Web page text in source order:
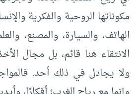
مكوناتها الروحية والفكرية
الهاتف، والسيارة، والمصنع،
الانتقاء هنا قائم، بل مجال
ولا يجادل في ذلك أحد.